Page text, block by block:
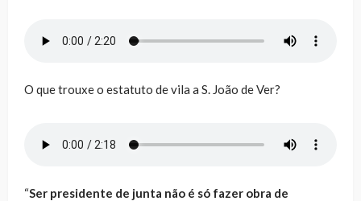
O que trouxe o estatuto de vila a S. João de Ver?
“Ser presidente de junta não é só fazer obra de